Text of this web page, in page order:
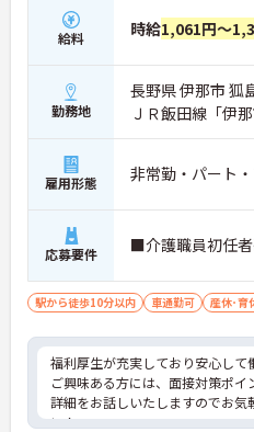
給料 時給1,061円～
勤務地
長野県 伊那市 狐
ＪＲ飯田線「伊
雇用形態 非常勤・パート
応募要件 ■介護職員初任
駅から徒歩10分以内 車通勤可 産休･育
福利厚生が充実しており安心し
ご興味ある方には、面接対策ポイ
詳細をお話しいたしますのでお気
い！